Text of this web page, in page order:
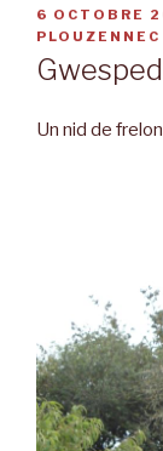
PUBLIÉ
LE
6 OCTOBRE
PLOUZENNEC
Un nid de